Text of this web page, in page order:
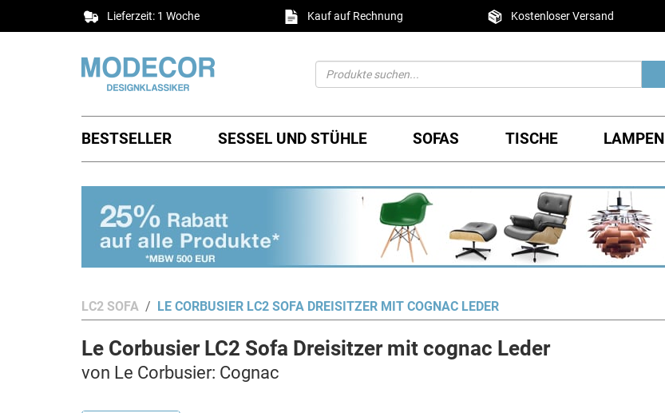
Lieferzeit: 1 Woche Kauf auf Rechnung Kostenloser Versand
BESTSELLER SESSEL UND STÜHLE SOFAS TISCHE LAMPEN
LC2 SOFA LE CORBUSIER LC2 SOFA DREISITZER MIT COGNAC LEDER
Le Corbusier LC2 Sofa Dreisitzer mit cognac Leder
von Le Corbusier: Cognac